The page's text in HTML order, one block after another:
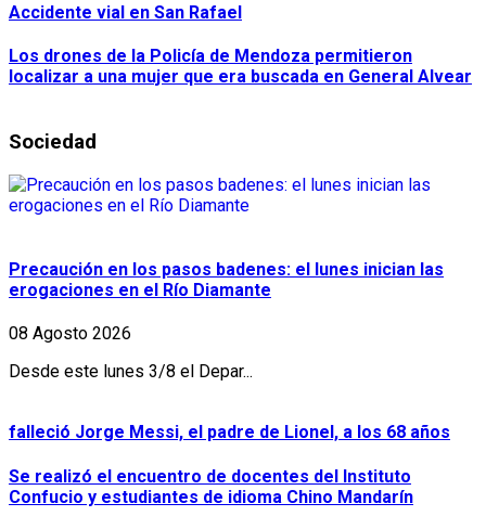
Accidente vial en San Rafael
Los drones de la Policía de Mendoza permitieron
localizar a una mujer que era buscada en General Alvear
Sociedad
Precaución en los pasos badenes: el lunes inician las
erogaciones en el Río Diamante
08 Agosto 2026
Desde este lunes 3/8 el Depar...
falleció Jorge Messi, el padre de Lionel, a los 68 años
Se realizó el encuentro de docentes del Instituto
Confucio y estudiantes de idioma Chino Mandarín